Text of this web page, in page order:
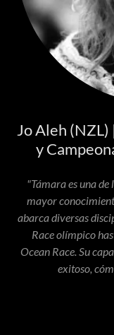
Jo Aleh
y
"Támara es una
mayor
abarca diversas
Race olímpico
Ocean Race. Su
exitoso,